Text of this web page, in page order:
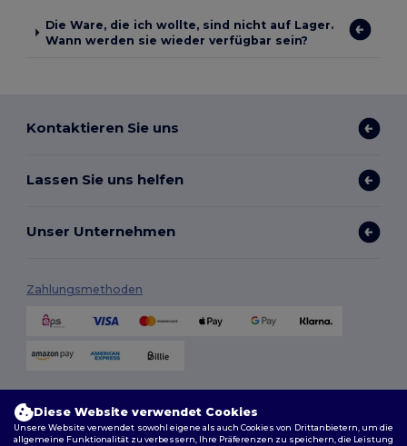
Die Ware, die ich wollte, sind nicht auf Lager.
Wann werden sie wieder verfügbar sein?
Kontaktieren Sie uns
Lassen Sie uns helfen
Unser Unternehmen
Zahlungsmethoden
Diese Website verwendet Cookies
Unsere Website verwendet sowohl eigene als auch Cookies von Drittanbietern, um die
allgemeine Funktionalität zu verbessern, Ihre Präferenzen zu speichern, die Leistung